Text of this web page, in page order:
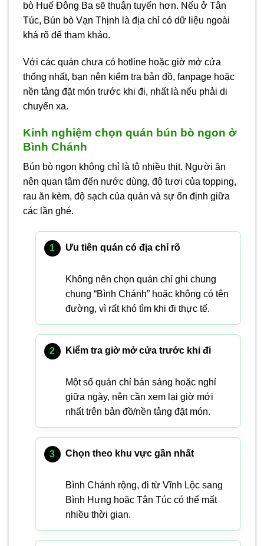
bò Huế Đông Ba sẽ thuận tuyến hơn. Nếu ở Tân
Túc, Bún bò Vạn Thịnh là địa chỉ có dữ liệu ngoài
khá rõ để tham khảo.
Với các quán chưa có hotline hoặc giờ mở cửa
thống nhất, bạn nên kiểm tra bản đồ, fanpage hoặc
nền tảng đặt món trước khi đi, nhất là nếu phải di
chuyển xa.
Kinh nghiệm chọn quán bún bò ngon ở
Bình Chánh
Bún bò ngon không chỉ là tô nhiều thịt. Người ăn
nên quan tâm đến nước dùng, độ tươi của topping,
rau ăn kèm, độ sạch của quán và sự ổn định giữa
các lần ghé.
Ưu tiên quán có địa chỉ rõ
Không nên chọn quán chỉ ghi chung
chung “Bình Chánh” hoặc không có tên
đường, vì rất khó tìm khi đi thực tế.
Kiểm tra giờ mở cửa trước khi đi
Một số quán chỉ bán sáng hoặc nghỉ
giữa ngày, nên cần xem lại giờ mới
nhất trên bản đồ/nền tảng đặt món.
Chọn theo khu vực gần nhất
Bình Chánh rộng, đi từ Vĩnh Lộc sang
Bình Hưng hoặc Tân Túc có thể mất
nhiều thời gian.